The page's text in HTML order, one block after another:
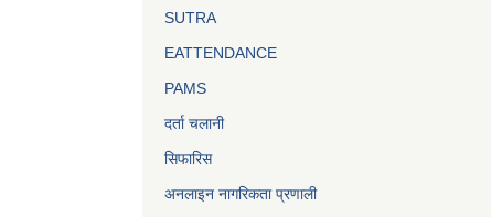
SUTRA
EATTENDANCE
PAMS
दर्ता चलानी
सिफारिस
अनलाइन नागरिकता प्रणाली